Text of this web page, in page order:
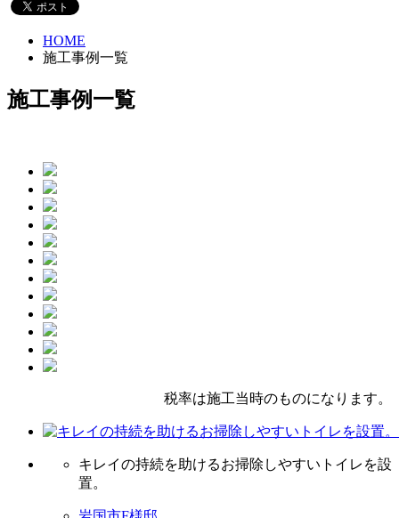
HOME
施工事例一覧
施工事例一覧
税率は施工当時のものになります。
キレイの持続を助けるお掃除しやすいトイレを設
置。